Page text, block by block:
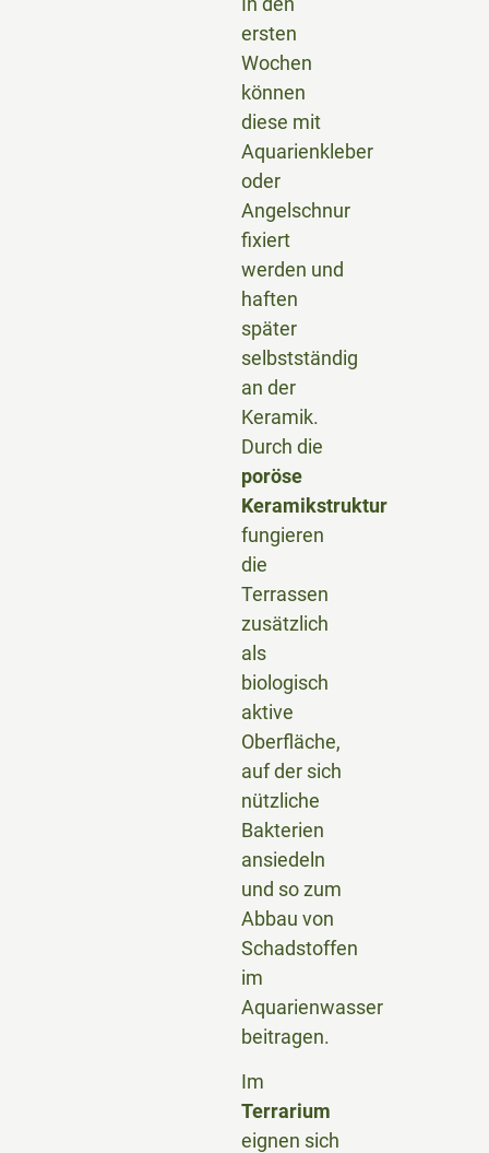
ersten
Wochen
können
diese mit
Aquarienkleber
oder
Angelschnur
fixiert
werden und
haften
später
selbstständig
an der
Keramik.
Durch die
poröse
Keramikstruktur
fungieren
die
Terrassen
zusätzlich
als
biologisch
aktive
Oberfläche,
auf der sich
nützliche
Bakterien
ansiedeln
und so zum
Abbau von
Schadstoffen
im
Aquarienwasser
beitragen.
Im
Terrarium
eignen sich